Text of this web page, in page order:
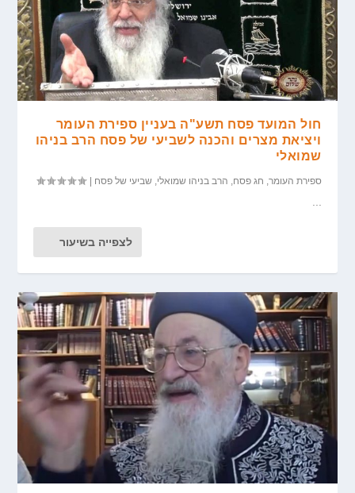
חול המועד פסח תשע"ה בעניין ספירת העומר
ויציאת מצרים והכנה לשביעי של פסח הרב בניהו
שמואלי
ספירת העומר חג פסח הרב בניהו שמואלי ,שביעי של פסח |
לצפייה בשיעור